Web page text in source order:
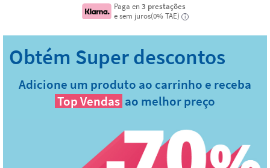
Paga en3 prestações
e sem juros(0% TAE)
i
Adicione um produto ao carrinho e receba
Top Vendas ao melhor preço